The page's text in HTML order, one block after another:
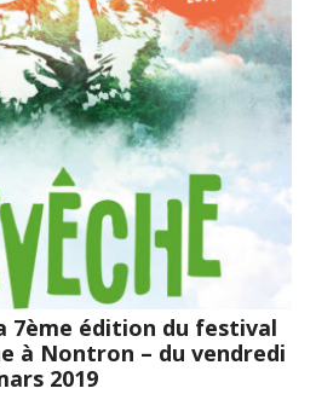
7ème édition du festival
à Nontron – du vendredi
2019